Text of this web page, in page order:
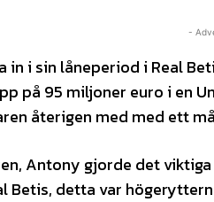
-
in i sin låneperiod i Real
på 95 miljoner euro i en
återigen med med ett
Antony gjorde det
Betis, detta var